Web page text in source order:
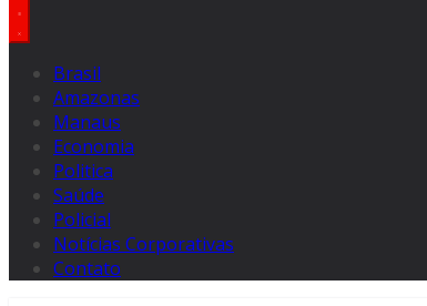
Brasil
Amazonas
Manaus
Economia
Politica
Saúde
Policial
Notícias Corporativas
Contato